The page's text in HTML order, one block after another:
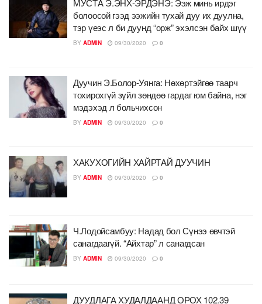
болоосой гээд ээжийн тухай дуу их дуулна,
тэр үеэс л би дуунд “орж” эхэлсэн байх шүү
BY ADMIN 09/30/2020 0
Дуучин Э.Болор-Уянга: Нөхөртэйгөө таарч
тохирохгүй зүйл зөндөө гардаг юм байна, нэг
мэдэхэд л больчихсон
BY ADMIN 09/30/2020 0
ХАКУХОГИЙН ХАЙРТАЙ ДУУЧИН
BY ADMIN 09/30/2020 0
Ч.Лодойсамбуу: Надад бол Сүнээ өвчтэй
санагдаагүй. “Айхтар” л санагдсан
BY ADMIN 09/30/2020 0
ДУУДЛАГА ХУДАЛДААНД ОРОХ 102.39